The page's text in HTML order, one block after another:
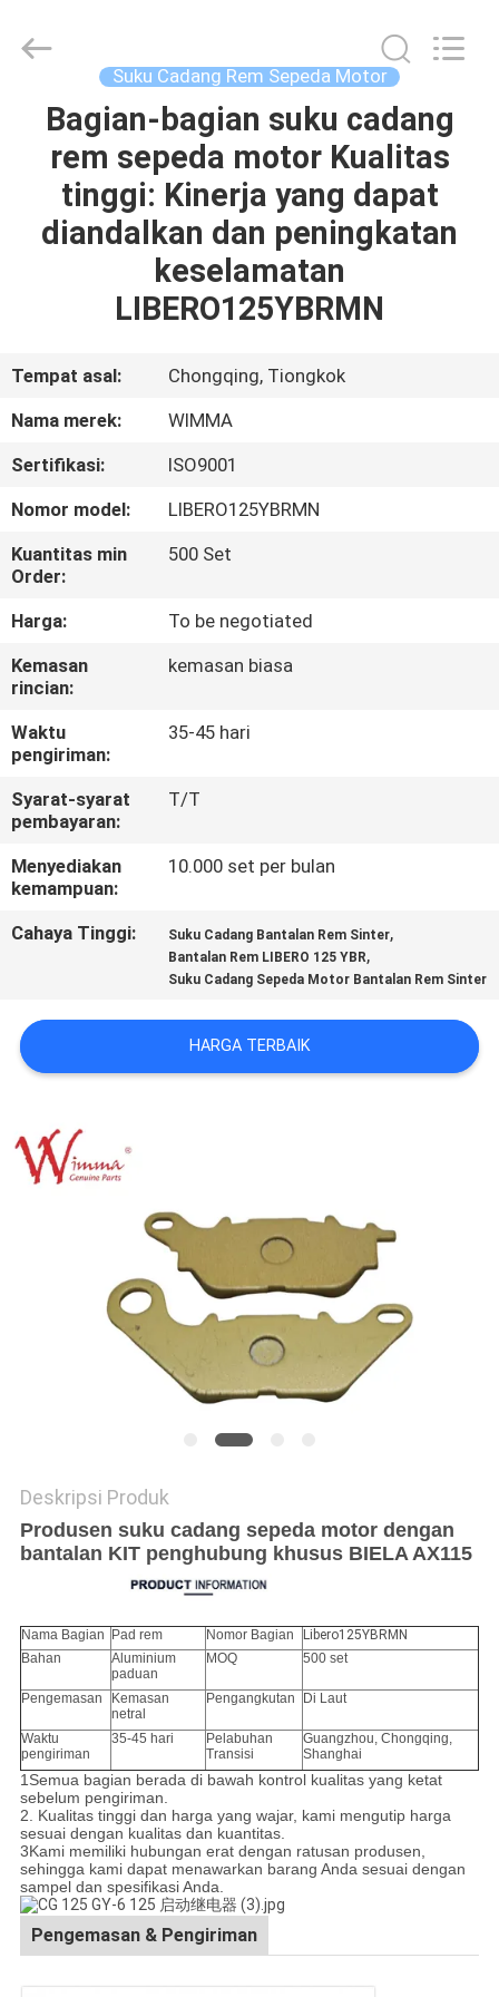
RUMAH
PRODUK
TENTANG
KAMI
PABRIK
KONTROL
KUALITAS
BERITA
MINTA
KUTIPAN
PETA
SITUS
KEBIJAKAN
Spare
Parts
Suku Cadang Rem Sepeda Motor
Bagian-bagian suku cadang
rem sepeda motor Kualitas
tinggi: Kinerja yang dapat
diandalkan dan peningkatan
keselamatan
LIBERO125YBRMN
Tempat asal:
Chongqing, Tiongkok
Nama merek:
WIMMA
Sertifikasi:
ISO9001
Nomor model:
LIBERO125YBRMN
Kuantitas min
Order:
500 Set
Harga:
To be negotiated
Kemasan
rincian:
kemasan biasa
Waktu
pengiriman:
35-45 hari
Syarat-syarat
pembayaran:
T/T
Menyediakan
kemampuan:
10.000 set per bulan
Cahaya Tinggi: Suku Cadang Bantalan Rem Sinter,
Bantalan Rem LIBERO 125 YBR,
Suku Cadang Sepeda Motor Bantalan Rem Sinter
HARGA TERBAIK
Deskripsi Produk
Produsen suku cadang sepeda motor dengan
bantalan KIT penghubung khusus BIELA AX115
Nama Bagian Pad rem Nomor Bagian
Libero125YBRMN
Bahan
Aluminium
paduan
MOQ 500 set
Pengemasan
Kemasan
netral
Pengangkutan Di Laut
Waktu
pengiriman
35-45 hari
Pelabuhan
Transisi
Guangzhou, Chongqing,
Shanghai
1Semua bagian berada di bawah kontrol kualitas yang ketat
sebelum pengiriman.
2. Kualitas tinggi dan harga yang wajar, kami mengutip harga
sesuai dengan kualitas dan kuantitas.
3Kami memiliki hubungan erat dengan ratusan produsen,
sehingga kami dapat menawarkan barang Anda sesuai dengan
sampel dan spesifikasi Anda.
Pengemasan & Pengiriman